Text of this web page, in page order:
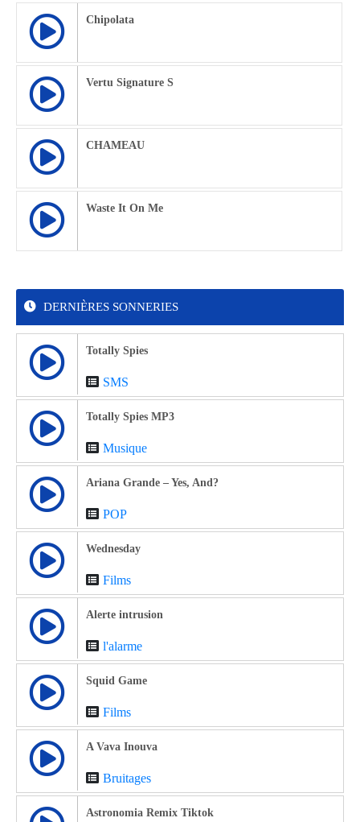
Chipolata
Vertu Signature S
CHAMEAU
Waste It On Me
DERNIÈRES SONNERIES
Totally Spies
SMS
Totally Spies MP3
Musique
Ariana Grande – Yes, And?
POP
Wednesday
Films
Alerte intrusion
l'alarme
Squid Game
Films
A Vava Inouva
Bruitages
Astronomia Remix Tiktok